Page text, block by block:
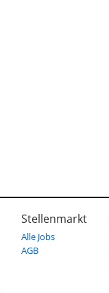
Stellenmarkt
Alle Jobs
AGB